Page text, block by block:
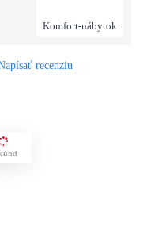
Komfort-nábytok
recenziu